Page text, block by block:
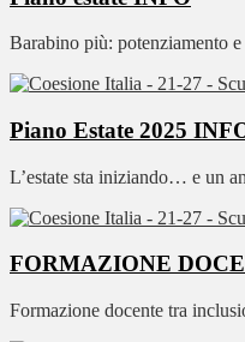
Barabino più: potenziamento
Piano Estate 2025
L’estate sta iniziando… e un
FORMAZIONE
Formazione docente tra